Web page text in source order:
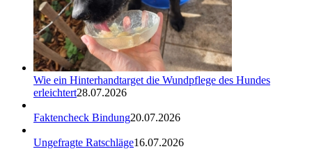
Wie ein Hinterhandtarget die Wundpflege des Hundes
erleichtert28.07.2026
Faktencheck Bindung20.07.2026
Ungefragte Ratschläge16.07.2026